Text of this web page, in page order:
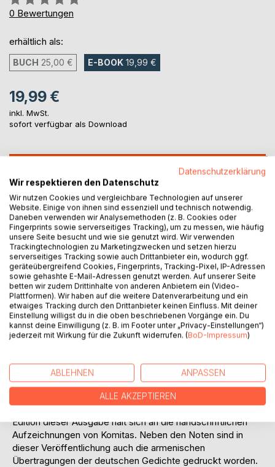
0%
0 Bewertungen
erhältlich als:
BUCH 25,00 € E-BOOK 19,99 €
19,99 €
inkl. MwSt.
sofort verfügbar als Download
Auf die Merkliste
Titel bewerten
BESCHREIBUNG
seiner Studienzeit in Berlin komponiert hat, und ein
Klavierstück zu finden. Dabei zeigt sich, wie vertraut der
armenische Komponist mit der abendländischen Tradition
von Schubert bis Hugo Wolf und Richard Strauss war. Die
Edition dieser Ausgabe hält sich an die handschriftlichen
Aufzeichnungen von Komitas. Neben den Noten sind in
dieser Veröffentlichung auch die armenischen
Übertragungen der deutschen Gedichte gedruckt worden.
Datenschutzerklärung
Wir respektieren den Datenschutz
Wir nutzen Cookies und vergleichbare Technologien auf unserer
Website. Einige von ihnen sind essenziell und technisch notwendig.
Daneben verwenden wir Analysemethoden (z. B. Cookies oder
Fingerprints sowie serverseitiges Tracking), um zu messen, wie häufig
unsere Seite besucht und wie sie genutzt wird. Wir verwenden
Trackingtechnologien zu Marketingzwecken und setzen hierzu
serverseitiges Tracking sowie auch Drittanbieter ein, wodurch ggf.
geräteübergreifend Cookies, Fingerprints, Tracking-Pixel, IP-Adressen
sowie gehashte E-Mail-Adressen genutzt werden. Auf unserer Seite
betten wir zudem Drittinhalte von anderen Anbietern ein (Video-
Plattformen). Wir haben auf die weitere Datenverarbeitung und ein
etwaiges Tracking durch den Drittanbieter keinen Einfluss. Mit deiner
Einstellung willigst du in die oben beschriebenen Vorgänge ein. Du
kannst deine Einwilligung (z. B. im Footer unter „Privacy-Einstellungen“)
jederzeit mit Wirkung für die Zukunft widerrufen. (BoD-Impressum)
ABLEHNEN ANPASSEN
ALLE AKZEPTIEREN